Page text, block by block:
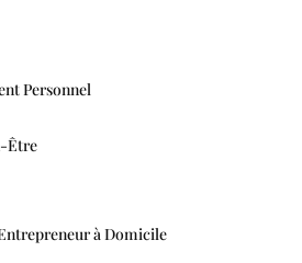
Personnel
Être
à Domicile